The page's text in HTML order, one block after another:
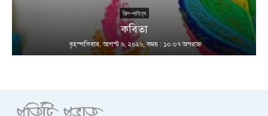
শিল্প-সাহিত্য
কবিতা
বৃহস্পতিবার, আগস্ট ৬, ২০২৬; সময় : ১০:০৭ অপরাহ্ণ